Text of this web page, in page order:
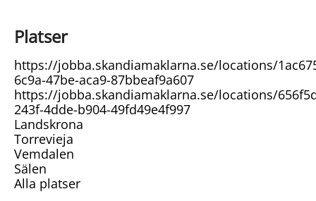
Platser
https://jobba.skandiamaklarna.se/locations/
6c9a-47be-aca9-87bbeaf9a607
https://jobba.skandiamaklarna.se/locations/
243f-4dde-b904-49fd49e4f997
Landskrona
Torrevieja
Vemdalen
Sälen
Alla platser